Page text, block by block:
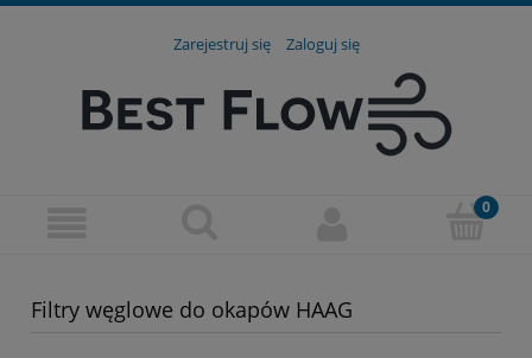
Zarejestruj się Zaloguj się
Filtry węglowe do okapów HAAG